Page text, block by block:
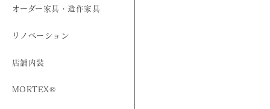
オーダー家具・造作家具
リノベーション
店舗内装
MORTEX®